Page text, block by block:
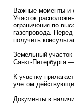
Важные моменты и
Участок
ограничения по
газопровода.
получить
Земельный
Санкт-Петербурга
К участку
учетом
Документы в